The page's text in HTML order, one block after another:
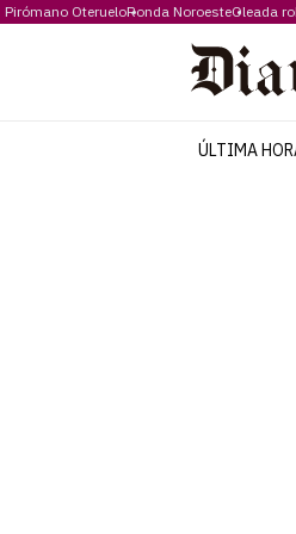
Pirómano OterueloRonda NoroesteOleada
ÚLTIMA